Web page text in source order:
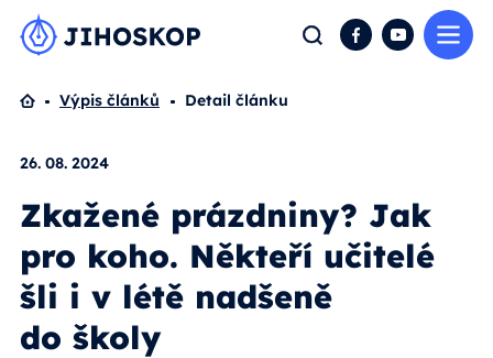
Hledat FacebookYouTube
Domů
Výpis článků Detail článku
26. 08. 2024
Zkažené prázdniny? Jak
pro koho. Někteří učitelé
šli i v létě nadšeně
do školy